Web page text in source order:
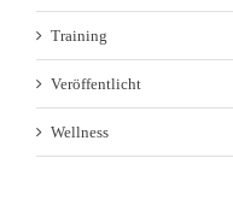
Training
Veröffentlicht
Wellness